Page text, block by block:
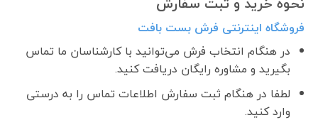
فروشگاه اینترنتی فرش بست بافت
در هنگام انتخاب فرش می‌توانید با کارشناسان ما تماس
بگیرید و مشاوره رایگان دریافت کنید.
لطفا در هنگام ثبت سفارش اطلاعات تماس را به درستی
وارد کنید.